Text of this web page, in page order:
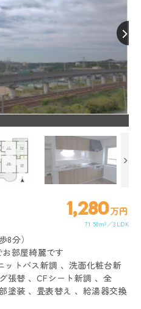
1,280万円
71.50m² 3LDK
分）
部屋綺麗です
ットバス新調 、洗面化粧台新
張替 、CFシート新調 、全
塗装 、畳表替え 、給湯器交換